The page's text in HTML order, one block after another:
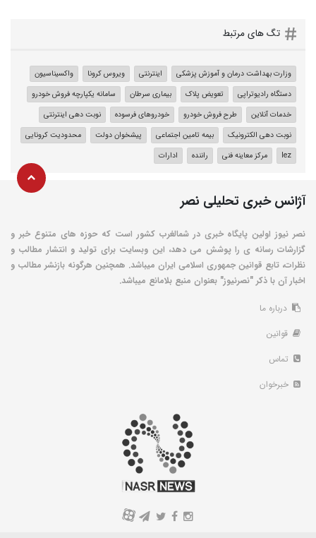
تگ های مرتبط
وزارت بهداشت درمان و آموزش پزشکی اینترنتی ویروس کرونا
واکسیناسیون
دستگاه رادیوتراپی
تعویض پلاک بیماری سرطان
سامانه یکپارچه فروش خودرو
خدمات آنلاین
طرح فروش خودرو خودروهای فرسوده
نوبت دهی اینترنتی
نوبت دهی الکترونیک
بیمه تامین اجتماعی پیشخوان دولت
محدودیت کرونایی
lez
مرکز معاینه فنی راننده ادارات
آژانس خبری تحلیلی نصر
نصر نیوز اولین پایگاه خبری در شمالغرب کشور است که حوزه های متنوع خبر و
گزارشات رسانه ی را پوشش می دهد، این وبسایت برای تولید و انتشار مطالب و
نظرات، تابع قوانین جمهوری اسلامی ایران میباشد. همچنین هرگونه بازنشر مطالب و
اخبار آن با ذکر "نصرنیوز" بعنوان منبع بلامانع میباشد.
درباره ما
قوانین
تماس
خبرخوان
A